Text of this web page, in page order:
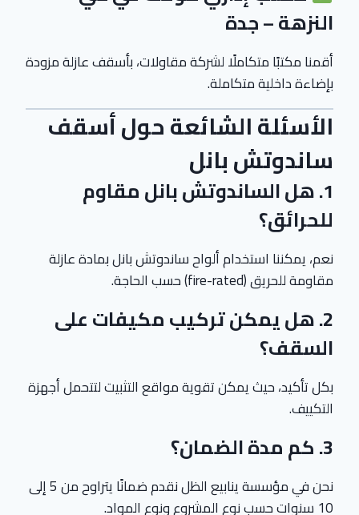
النزهة – جدة
أقمنا مكتبًا متكاملًا لشركة مقاولات، بأسقف عازلة مزودة
بإضاءة داخلية متكاملة.
الأسئلة الشائعة حول أسقف
ساندوتش بانل
1. هل الساندوتش بانل مقاوم
للحرائق؟
نعم، يمكننا استخدام ألواح ساندوتش بانل بمادة عازلة
مقاومة للحريق (fire-rated) حسب الحاجة.
2. هل يمكن تركيب مكيفات على
السقف؟
بكل تأكيد، حيث يمكن تقوية مواقع التثبيت لتتحمل أجهزة
التكييف.
3. كم مدة الضمان؟
نحن في مؤسسة ينابيع الظل نقدم ضمانًا يتراوح من 5 إلى
10 سنوات حسب نوع المشروع ونوع المواد.